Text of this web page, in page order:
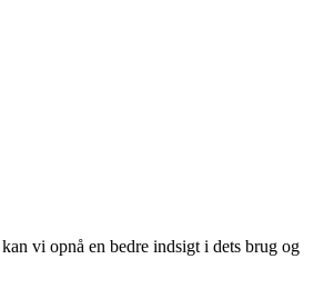
vi opnå en bedre indsigt i dets brug og